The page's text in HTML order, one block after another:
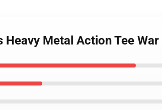
Metal Action Tee